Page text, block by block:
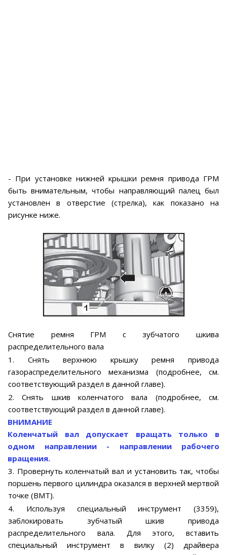
- При установке нижней крышки ремня привода ГРМ
быть внимательным, чтобы направляющий палец был
установлен в отверстие (стрелка), как показано на
рисунке ниже.
Снятие ремня ГРМ с зубчатого шкива
распределительного вала
1. Снять верхнюю крышку ремня привода
газораспределительного механизма (подробнее, см.
соответствующий раздел в данной главе).
2. Снять шкив коленчатого вала (подробнее, см.
соответствующий раздел в данной главе).
ВНИМАНИЕ
Коленчатый вал допускает вращать только в
одном направлении - направлении рабочего
вращения.
3. Провернуть коленчатый вал и установить так, чтобы
поршень первого цилиндра оказался в верхней мертвой
точке (ВМТ).
4. Используя специальный инструмент (3359),
заблокировать зубчатый шкив привода
распределительного вала. Для этого, вставить
специальный инструмент в вилку (2) драйвера